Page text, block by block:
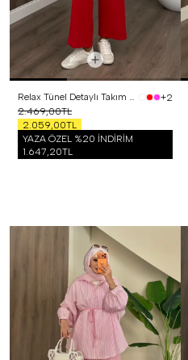
Relax Tünel Detaylı Takım Kırmızı
+2
2.469,00TL
2.059,00TL
YAZA ÖZEL %20 İNDİRİM
1.647,20TL